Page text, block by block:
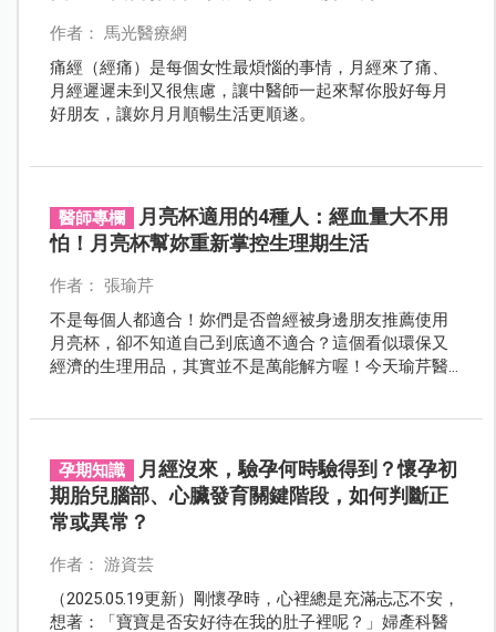
作者： 馬光醫療網
痛經（經痛）是每個女性最煩惱的事情，月經來了痛、
月經遲遲未到又很焦慮，讓中醫師一起來幫你股好每月
好朋友，讓妳月月順暢生活更順遂。
醫師專欄
月亮杯適用的4種人：經血量大不用
怕！月亮杯幫妳重新掌控生理期生活
作者： 張瑜芹
不是每個人都適合！妳們是否曾經被身邊朋友推薦使用
月亮杯，卻不知道自己到底適不適合？這個看似環保又
經濟的生理用品，其實並不是萬能解方喔！今天瑜芹醫
孕期知識
月經沒來，驗孕何時驗得到？懷孕初
期胎兒腦部、心臟發育關鍵階段，如何判斷正
常或異常？
作者： 游資芸
（2025.05.19更新）剛懷孕時，心裡總是充滿忐忑不安，
想著：「寶寶是否安好待在我的肚子裡呢？」婦產科醫